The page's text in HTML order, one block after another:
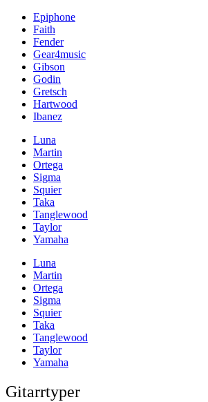
Epiphone
Faith
Fender
Gear4music
Gibson
Godin
Gretsch
Hartwood
Ibanez
Luna
Martin
Ortega
Sigma
Squier
Taka
Tanglewood
Taylor
Yamaha
Luna
Martin
Ortega
Sigma
Squier
Taka
Tanglewood
Taylor
Yamaha
Gitarrtyper